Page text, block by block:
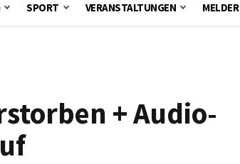
SPORT VERANSTALTUNGEN MELDER
+ Audio-